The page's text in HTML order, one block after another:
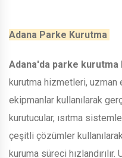
Adana Parke Kurutma
Adana'da parke
kurutma hizmetleri,
ekipmanlar kullanılarak
kurutucular, ısıtma
çeşitli çözümler
kuruma süreci